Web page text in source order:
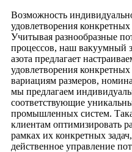
Возможность
удовлетворения
Учитывая разнообразные
процессов, наш вакуумный
азота предлагает
удовлетворения
вариациям размеров,
мы предлагаем
соответствующие
промышленных систем.
клиентам оптимизировать
рамках их конкретных
действенное управление